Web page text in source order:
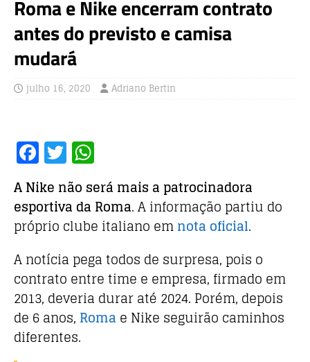
Roma e Nike encerram contrato
antes do previsto e camisa
mudará
julho 16, 2020 Adriano Bertin
F
a
c
e
b
o
o
k
T
w
it
te
r
h
at
s
A
p
p
A Nike não será mais a patrocinadora
esportiva da Roma. A informação partiu do
próprio clube italiano emnota oficial.
A notícia pega todos de surpresa, pois o
contrato entre time e empresa, firmado em
2013, deveria durar até 2024. Porém, depois
de 6 anos, Roma e Nike seguirão caminhos
diferentes.